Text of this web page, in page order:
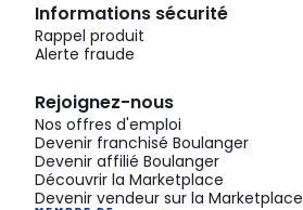
Informations sécurité
Rappel produit
Alerte fraude
Rejoignez-nous
Nos offres d'emploi
Devenir franchisé Boulanger
Devenir affilié Boulanger
Découvrir la Marketplace
Devenir vendeur sur la Marketplace